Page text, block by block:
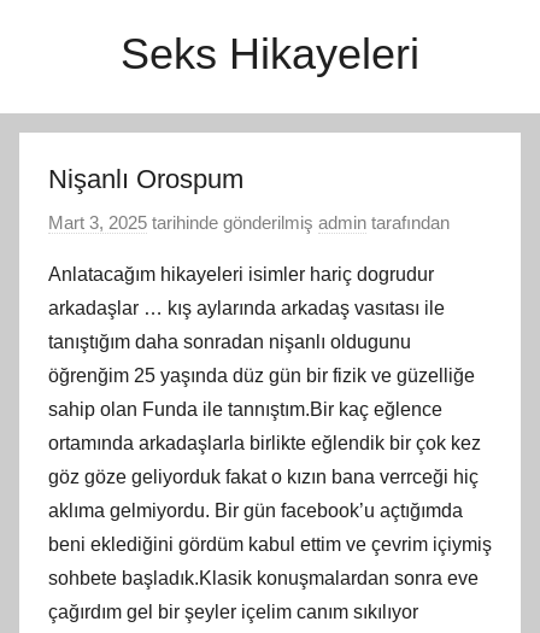
Seks Hikayeleri
Nişanlı Orospum
Mart 3, 2025 tarihinde gönderilmiş admin tarafından
Anlatacağım hikayeleri isimler hariç dogrudur
arkadaşlar … kış aylarında arkadaş vasıtası ile
tanıştığım daha sonradan nişanlı oldugunu
öğrenğim 25 yaşında düz gün bir fizik ve güzelliğe
sahip olan Funda ile tannıştım.Bir kaç eğlence
ortamında arkadaşlarla birlikte eğlendik bir çok kez
göz göze geliyorduk fakat o kızın bana verrceği hiç
aklıma gelmiyordu. Bir gün facebook’u açtığımda
beni eklediğini gördüm kabul ettim ve çevrim içiymiş
sohbete başladık.Klasik konuşmalardan sonra eve
çağırdım gel bir şeyler içelim canım sıkılıyor